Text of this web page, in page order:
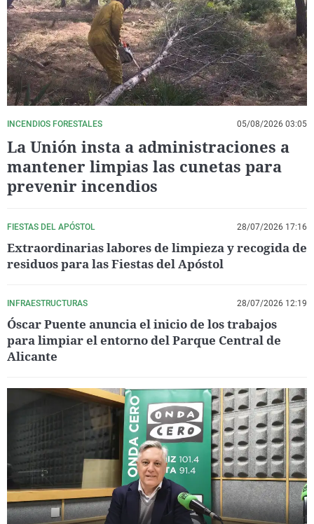
La rosa de los vientos
Gente viajera
Como el perro y el
Caso
Retornados
Equipo de
Operación Viuda
Extremadura
Galicia
La Rioja
Navarra
País Vasco
Virales
Televisión
Elecciones
INCENDIOS FORESTALES 05/08/2026 03:05
La Unión insta a administraciones a
mantener limpias las cunetas para
prevenir incendios
FIESTAS DEL APÓSTOL 28/07/2026 17:16
Extraordinarias labores de limpieza y recogida de
residuos para las Fiestas del Apóstol
INFRAESTRUCTURAS 28/07/2026 12:19
Óscar Puente anuncia el inicio de los trabajos
para limpiar el entorno del Parque Central de
Alicante